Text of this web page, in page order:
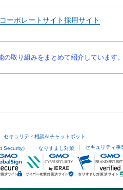
コーポレートサイト採用サイト
取り組みをまとめて紹介しています。
セキュリティ相談AIチャットボット
Security） なりすまし対策 セキュリティ事